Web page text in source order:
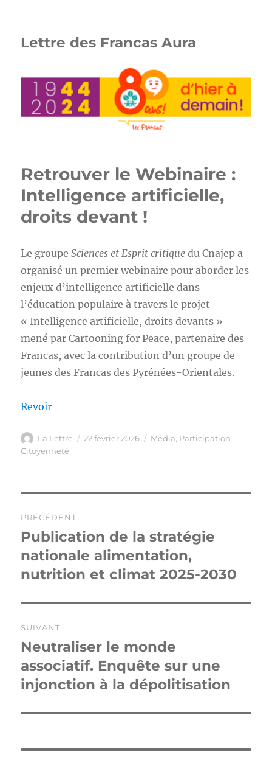
Lettre des Francas Aura
Retrouver le Webinaire :
Intelligence artificielle,
droits devant !
Le groupeSciences et Esprit critique du Cnajep a
organisé un premier webinaire pour aborder les
enjeux d’intelligence artificielle dans
l’éducation populaire à travers le projet
« Intelligence artificielle, droits devants »
mené par Cartooning for Peace, partenaire des
Francas, avec la contribution d’un groupe de
jeunes des Francas des Pyrénées-Orientales.
Revoir
Auteur
La Lettre
Publié
22 février 2026 Catégories
Média Participation -
Citoyenneté
de
l’article
PRÉCÉDENT
Publication
précédente :
Publication de la stratégie
nationale alimentation,
nutrition et climat 2025-2030
SUIVANT
Publication
suivante :
Neutraliser le monde
associatif. Enquête sur une
injonction à la dépolitisation